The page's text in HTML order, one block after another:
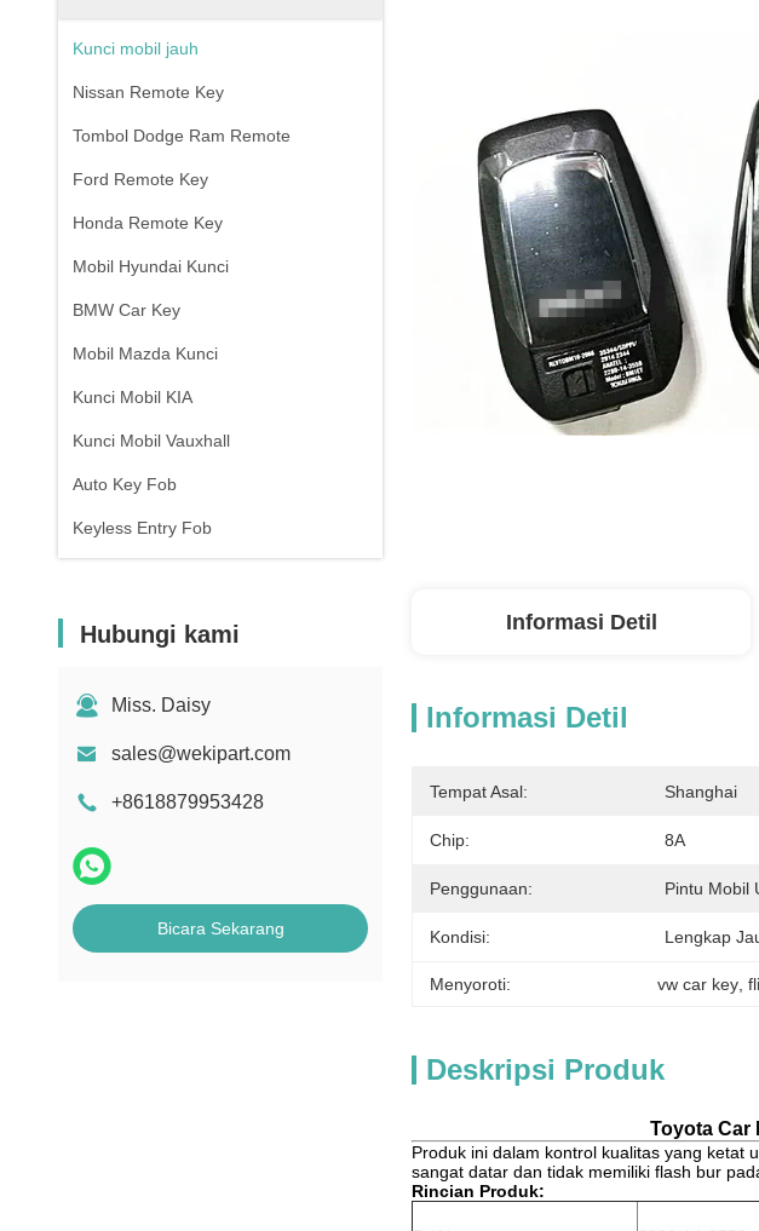
Kunci mobil jauh
Nissan Remote Key
Tombol Dodge Ram Remote
Ford Remote Key
Honda Remote Key
Mobil Hyundai Kunci
BMW Car Key
Mobil Mazda Kunci
Kunci Mobil KIA
Kunci Mobil Vauxhall
Auto Key Fob
Keyless Entry Fob
Hubungi kami
Miss. Daisy
sales@wekipart.com
+8618879953428
Bicara Sekarang
Informasi Detil
Informasi Detil
Tempat Asal: Shanghai
Chip: 8A
Penggunaan: Pintu Mobil
Kondisi: Lengkap
Menyoroti: vw car key ,
Deskripsi Produk
Toyota Car
Produk ini dalam kontrol kualitas yang ketat
sangat datar dan tidak memiliki flash bur
Rincian Produk: